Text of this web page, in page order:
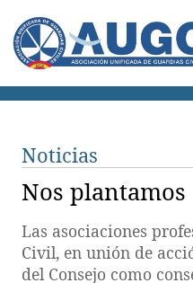
Noticias
Nos plantamos
Las asociaciones
Civil, en unión de
del Consejo como